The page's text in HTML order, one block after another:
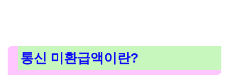
통신 미환급액이란?